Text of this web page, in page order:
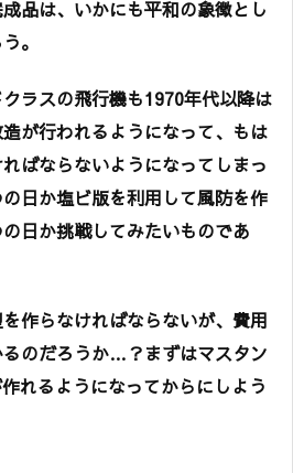
品は、いかにも平和の象徴とし
。
ラスの飛行機も1970年代以降は
が行われるようになって、もは
ばならないようになってしまっ
日か塩ビ版を利用して風防を作
日か挑戦してみたいものであ
作らなければならないが、費用
のだろうか…？まずはマスタン
れるようになってからにしよう